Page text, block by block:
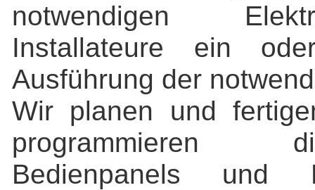
notwendigen
Installateure ein
Ausführung der
Wir planen und
programmieren
Bedienpanels und